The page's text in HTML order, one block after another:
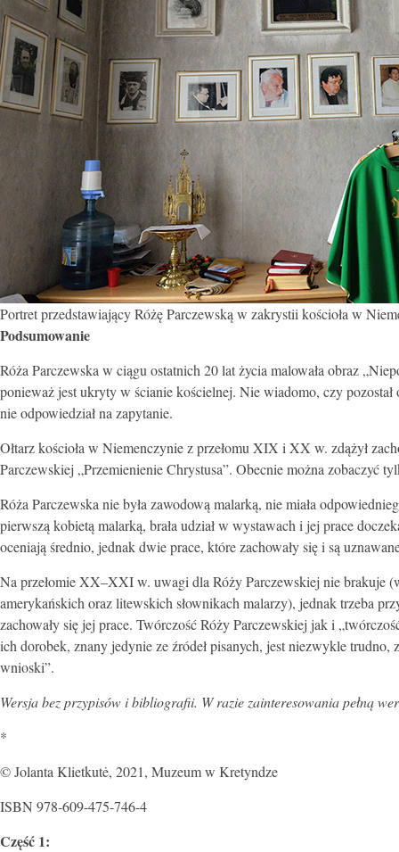
Portret przedstawiający Różę Parczewską w zakrystii kościoła w
Podsumowanie
Róża Parczewska w ciągu ostatnich 20 lat życia malowała obraz
ponieważ jest ukryty w ścianie kościelnej. Nie wiadomo, czy
nie odpowiedział na zapytanie.
Ołtarz kościoła w Niemenczynie z przełomu XIX i XX w. zdążył
Parczewskiej „Przemienienie Chrystusa”. Obecnie można zobaczyć
Róża Parczewska nie była zawodową malarką, nie miała
pierwszą kobietą malarką, brała udział w wystawach i jej prace
oceniają średnio, jednak dwie prace, które zachowały się i są
Na przełomie XX–XXI w. uwagi dla Róży Parczewskiej nie brakuje
amerykańskich oraz litewskich słownikach malarzy), jednak trzeba
zachowały się jej prace. Twórczość Róży Parczewskiej jak i
ich dorobek, znany jedynie ze źródeł pisanych, jest niezwykle
wnioski”.
Wersja bez przypisów i bibliografii. W razie zainteresowania pełną
*
© Jolanta Klietkutė, 2021, Muzeum w Kretyndze
ISBN 978-609-475-746-4
Część 1: